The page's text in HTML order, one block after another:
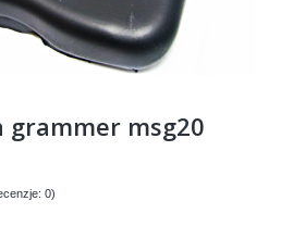
grammer msg20
0)
Opinie